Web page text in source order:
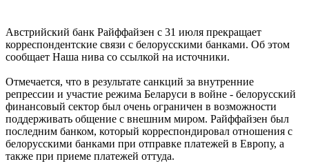
Австрийский банк Райффайзен с 31 июля прекращает
корреспондентские связи с белорусскими банками. Об этом
сообщает Наша нива со ссылкой на источники.
Отмечается, что в результате санкций за внутренние
репрессии и участие режима Беларуси в войне - белорусский
финансовый сектор был очень ограничен в возможности
поддерживать общение с внешним миром. Райффайзен был
последним банком, который корреспондировал отношения с
белорусскими банками при отправке платежей в Европу, а
также при приеме платежей оттуда.